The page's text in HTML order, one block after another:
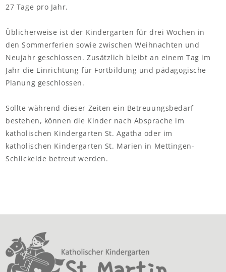
27 Tage pro Jahr.
Üblicherweise ist der Kindergarten für drei Wochen in
den Sommerferien sowie zwischen Weihnachten und
Neujahr geschlossen. Zusätzlich bleibt an einem Tag im
Jahr die Einrichtung für Fortbildung und pädagogische
Planung geschlossen.
Sollte während dieser Zeiten ein Betreuungsbedarf
bestehen, können die Kinder nach Absprache im
katholischen Kindergarten St. Agatha oder im
katholischen Kindergarten St. Marien in Mettingen-
Schlickelde betreut werden.